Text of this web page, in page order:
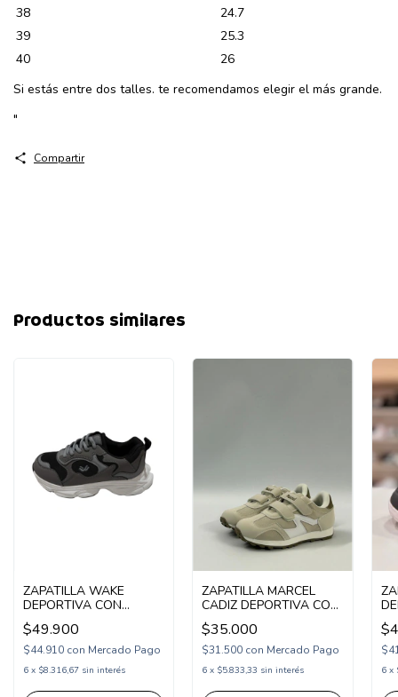
38
24.7
39
25.3
40
26
Si estás entre dos talles. te recomendamos elegir el más grande.
"
Compartir
Productos similares
ZAPATILLA WAKE
DEPORTIVA CON
CORDON 28-34
(1WK432)
$49.900
$44.910 con Mercado Pago
6 x $8.316,67 sin interés
ZAPATILLA MARCEL
CADIZ DEPORTIVA CON
DOS ABROJOS 31-36
(1MCADIZ)
$35.000
$31.500 con Mercado Pago
6 x $5.833,33 sin interés 6 x